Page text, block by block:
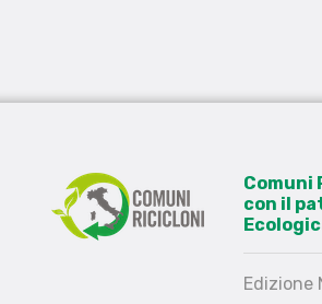
Comuni
con il
Edizione